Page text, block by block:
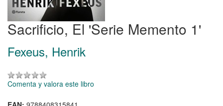
Sacrificio, El 'Serie Memento 1'
Fexeus, Henrik
Comenta y valora este libro